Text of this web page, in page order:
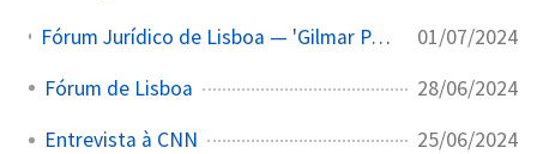
Fórum Jurídico de Lisboa — 'Gilmar Palusa': o maior evento de lobby judicial do planeta 01/07/2024
Fórum de Lisboa 28/06/2024
Entrevista à CNN 25/06/2024